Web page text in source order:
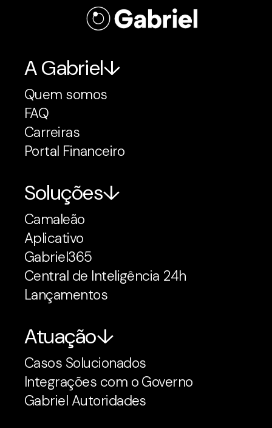
A Gabriel
Quem somos
FAQ
Carreiras
Portal Financeiro
Soluções
Camaleão
Aplicativo
Gabriel365
Central de Inteligência 24h
Lançamentos
Atuação
Casos Solucionados
Integrações com o Governo
Gabriel Autoridades